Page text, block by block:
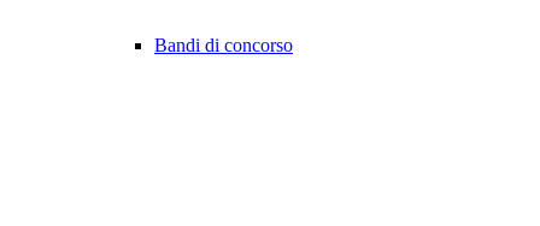
Bandi di concorso